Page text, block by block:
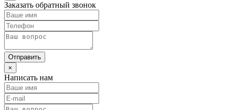
Заказать обратный звонок
Отправить
×
Написать нам